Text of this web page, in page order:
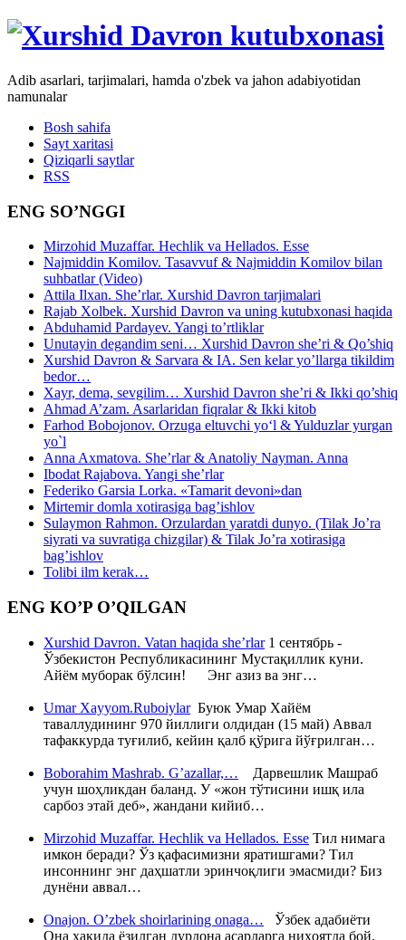
Adib asarlari, tarjimalari, hamda o'zbek va jahon adabiyotidan
namunalar
Bosh sahifa
Sayt xaritasi
Qiziqarli saytlar
RSS
ENG SO’NGGI
Mirzohid Muzaffar. Hechlik va Hellados. Esse
Najmiddin Komilov. Tasavvuf & Najmiddin Komilov bilan
suhbatlar (Video)
Attila Ilxan. She’rlar. Xurshid Davron tarjimalari
Rajab Xolbek. Xurshid Davron va uning kutubxonasi haqida
Abduhamid Pardayev. Yangi to’rtliklar
Unutayin degandim seni… Xurshid Davron she’ri & Qo’shiq
Xurshid Davron & Sarvara & IA. Sen kelar yo’llarga tikildim
bedor…
Xayr, dema, sevgilim… Xurshid Davron she’ri & Ikki qo’shiq
Ahmad A’zam. Asarlaridan fiqralar & Ikki kitob
Farhod Bobojonov. Orzuga eltuvchi yo‘l & Yulduzlar yurgan
yo`l
Anna Axmatova. She’rlar & Anatoliy Nayman. Anna
Ibodat Rajabova. Yangi she’rlar
Federiko Garsia Lorka. «Tamarit devoni»dan
Mirtemir domla xotirasiga bag’ishlov
Sulaymon Rahmon. Orzulardan yaratdi dunyo. (Tilak Jo’ra
siyrati va suvratiga chizgilar) & Tilak Jo’ra xotirasiga
bag’ishlov
Tolibi ilm kerak…
ENG KO’P O’QILGAN
Xurshid Davron. Vatan haqida she’rlar1 сентябрь -
Ўзбекистон Республикасининг Мустақиллик куни.
Айём муборак бўлсин! Энг азиз ва энг…
Umar Xayyom.RuboiylarБуюк Умар Хайём
таваллудининг 970 йиллиги олдидан (15 май) Аввал
тафаккурда туғилиб, кейин қалб қўрига йўғрилган…
Boborahim Mashrab. G’azallar,… Дарвешлик Машраб
учун шоҳликдан баланд. У «жон тўтисини ишқ ила
сарбоз этай деб», жандани кийиб…
Mirzohid Muzaffar. Hechlik va Hellados. Esse Тил нимага
имкон беради? Ўз қафасимизни яратишгами? Тил
инсоннинг энг даҳшатли эринчоқлиги эмасмиди? Биз
дунёни аввал…
Onajon. O’zbek shoirlarining onaga… Ўзбек адабиёти
Она ҳақида ёзилган дурдона асарларга ниҳоятда бой.